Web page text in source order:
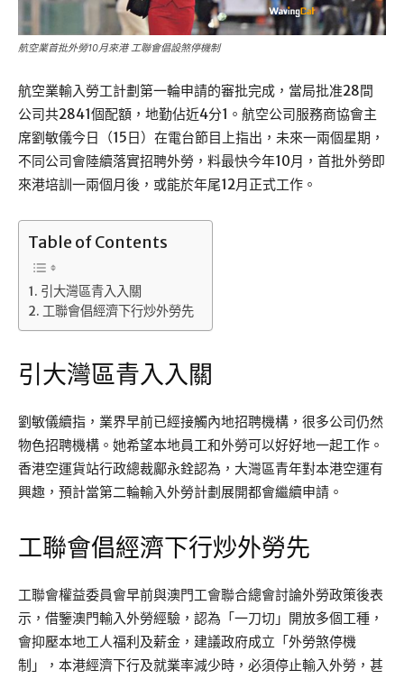
航空業首批外勞10月來港 工聯會倡設煞停機制
航空業輸入勞工計劃第一輪申請的審批完成，當局批准28間
公司共2841個配額，地勤佔近4分1。航空公司服務商協會主
席劉敏儀今日（15日）在電台節目上指出，未來一兩個星期，
不同公司會陸續落實招聘外勞，料最快今年10月，首批外勞即
來港培訓一兩個月後，或能於年尾12月正式工作。
Table of Contents
引大灣區青入入關
工聯會倡經濟下行炒外勞先
引大灣區青入入關
劉敏儀續指，業界早前已經接觸內地招聘機構，很多公司仍然
物色招聘機構。她希望本地員工和外勞可以好好地一起工作。
香港空運貨站行政總裁鄺永銓認為，大灣區青年對本港空運有
興趣，預計當第二輪輸入外勞計劃展開都會繼續申請。
工聯會倡經濟下行炒外勞先
工聯會權益委員會早前與澳門工會聯合總會討論外勞政策後表
示，借鑒澳門輸入外勞經驗，認為「一刀切」開放多個工種，
會抑壓本地工人福利及薪金，建議政府成立「外勞煞停機
制」，本港經濟下行及就業率減少時，必須停止輸入外勞，甚